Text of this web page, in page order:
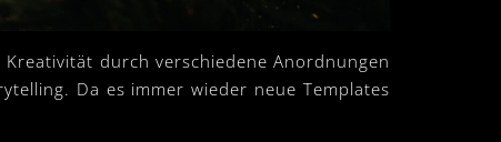
durch verschiedene Anordnungen
Da es immer wieder neue Templates